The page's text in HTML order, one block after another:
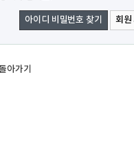
아이디 비밀번호 찾기 회원
아가기